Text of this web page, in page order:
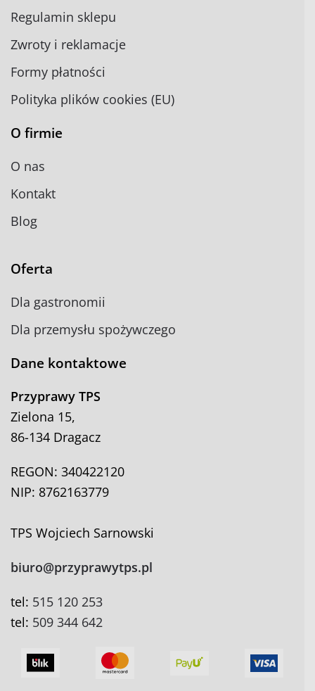
Regulamin sklepu
Zwroty i reklamacje
Formy płatności
Polityka plików cookies (EU)
O firmie
O nas
Kontakt
Blog
Oferta
Dla gastronomii
Dla przemysłu spożywczego
Dane kontaktowe
Przyprawy TPS
Zielona 15,
86-134 Dragacz
REGON: 340422120
NIP: 8762163779
TPS Wojciech Sarnowski
biuro@przyprawytps.pl
tel: 515 120 253
tel: 509 344 642